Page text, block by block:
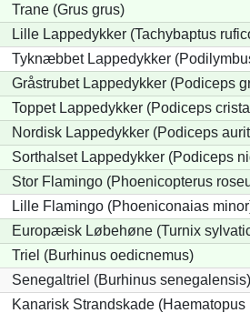
Trane (Grus grus)
Lille Lappedykker (Tachybaptus
Tyknæbbet Lappedykker
Gråstrubet Lappedykker (Podiceps
Toppet Lappedykker (Podiceps
Nordisk Lappedykker (Podiceps
Sorthalset Lappedykker (Podiceps
Stor Flamingo (Phoenicopterus
Lille Flamingo (Phoeniconaias
Europæisk Løbehøne (Turnix
Triel (Burhinus oedicnemus)
Senegaltriel (Burhinus senegalensis)
Kanarisk Strandskade (Haematopus